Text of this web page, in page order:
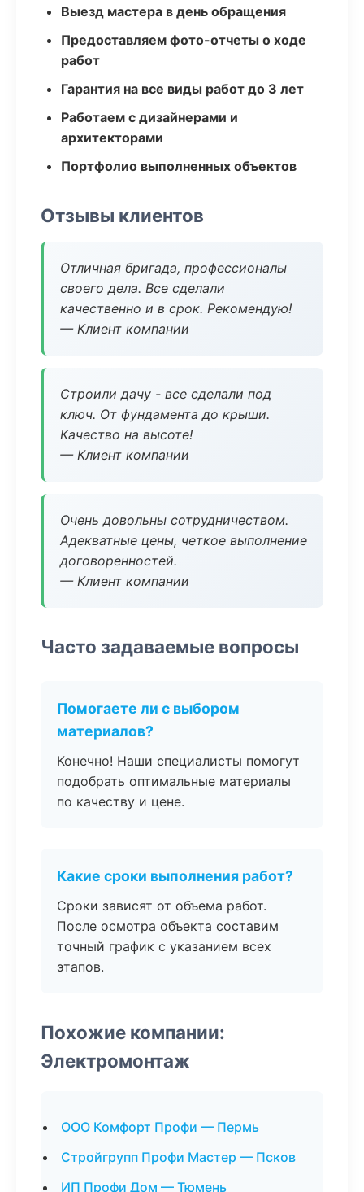
Выезд мастера в день обращения
Предоставляем фото-отчеты о ходе
работ
Гарантия на все виды работ до 3 лет
Работаем с дизайнерами и
архитекторами
Портфолио выполненных объектов
Отзывы клиентов
Отличная бригада, профессионалы
своего дела. Все сделали
качественно и в срок. Рекомендую!
— Клиент компании
Строили дачу - все сделали под
ключ. От фундамента до крыши.
Качество на высоте!
— Клиент компании
Очень довольны сотрудничеством.
Адекватные цены, четкое выполнение
договоренностей.
— Клиент компании
Часто задаваемые вопросы
Помогаете ли с выбором
материалов?
Конечно! Наши специалисты помогут
подобрать оптимальные материалы
по качеству и цене.
Какие сроки выполнения работ?
Сроки зависят от объема работ.
После осмотра объекта составим
точный график с указанием всех
этапов.
Похожие компании:
Электромонтаж
ООО Комфорт Профи — Пермь
Стройгрупп Профи Мастер — Псков
ИП Профи Дом — Тюмень